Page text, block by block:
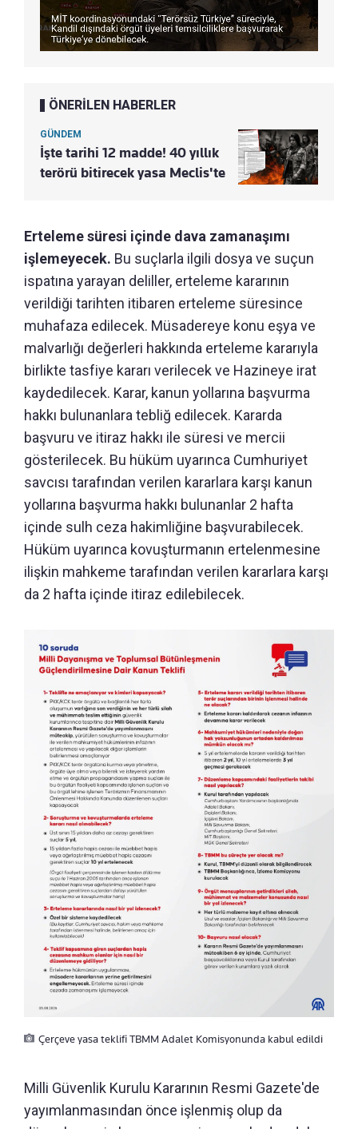
ÖNERİLEN HABERLER
GÜNDEM
İşte tarihi 12 madde! 40 yıllık
terörü bitirecek yasa Meclis'te
Erteleme süresi içinde dava zamanaşımı
işlemeyecek. Bu suçlarla ilgili dosya ve suçun
ispatına yarayan deliller, erteleme kararının
verildiği tarihten itibaren erteleme süresince
muhafaza edilecek. Müsadereye konu eşya ve
malvarlığı değerleri hakkında erteleme kararıyla
birlikte tasfiye kararı verilecek ve Hazineye irat
kaydedilecek. Karar, kanun yollarına başvurma
hakkı bulunanlara tebliğ edilecek. Kararda
başvuru ve itiraz hakkı ile süresi ve mercii
gösterilecek. Bu hüküm uyarınca Cumhuriyet
savcısı tarafından verilen kararlara karşı kanun
yollarına başvurma hakkı bulunanlar 2 hafta
içinde sulh ceza hakimliğine başvurabilecek.
Hüküm uyarınca kovuşturmanın ertelenmesine
ilişkin mahkeme tarafından verilen kararlara karşı
da 2 hafta içinde itiraz edilebilecek.
Çerçeve yasa teklifi TBMM Adalet Komisyonunda kabul edildi
Milli Güvenlik Kurulu Kararının Resmi Gazete'de
yayımlanmasından önce işlenmiş olup da